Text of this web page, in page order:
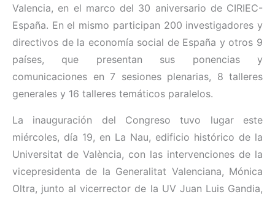
Valencia, en el marco del 30 aniversario de CIRIEC-
España. En el mismo participan 200 investigadores y
directivos de la economía social de España y otros 9
países, que presentan sus ponencias y
comunicaciones en 7 sesiones plenarias, 8 talleres
generales y 16 talleres temáticos paralelos.
La inauguración del Congreso tuvo lugar este
miércoles, día 19, en La Nau, edificio histórico de la
Universitat de València, con las intervenciones de la
vicepresidenta de la Generalitat Valenciana, Mónica
Oltra, junto al vicerrector de la UV Juan Luis Gandia,